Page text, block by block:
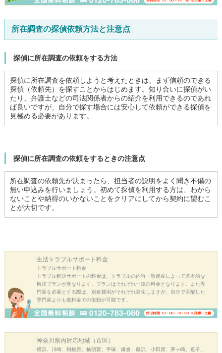
所在調査の探偵依頼方法と注意点
探偵に所在調査の依頼をする方法
探偵に所在調査を依頼しようと考えたときは、まず信頼のできる
探偵（依頼先）を探すことからはじめます。知り合いに探偵がい
たり、弁護士などの司法関係者からの紹介を利用できるのであれ
ば良いですが、自分で探す場合には安心して依頼ができる探偵を
見極める必要があります。
探偵に所在調査の依頼をするときの注意点
所在調査の依頼先が決まったら、担当者の説明をよく聞き不備の
無い申込みを行いましょう。初めて探偵を利用する方は、わから
ないことや納得のいかないことをクリアにしてから契約に望むこ
とが大切です。
生活トラブルサポート料金
トラブルサポート料金
トラブル解決サポートの料金は、トラブルの内容・難易度によって基本的な
解決プランが異なります。プランはそれぞれ一律の料金となります。また専
門家を必要とする際は、別途費用がそれぞれ発生しますが、自分で手配した
専門家よりも低料金での依頼が可能です。
神奈川県内対応地域（市区）
横浜、川崎、相模原、横須賀、平塚、鎌倉、藤沢、小田原、茅ヶ崎、逗子、